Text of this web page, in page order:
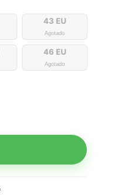
43 EU
Agotado
46 EU
Agotado